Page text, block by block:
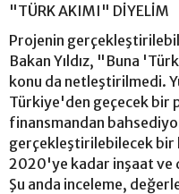
"TÜRK AKIMI" DİYELİM
Projenin
Bakan Yıldız, "Buna
konu da netleştirilmedi.
Türkiye'den geçecek bir
finansmandan
gerçekleştirilebilecek bir
2020'ye kadar inşaat ve
Şu anda inceleme,